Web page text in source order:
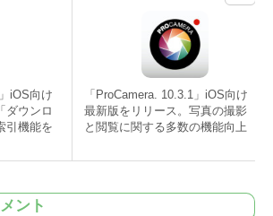
iOS向け
ダウンロ
引機能を
「ProCamera. 10.3.1」iOS向け
最新版をリリース。写真の撮影
と閲覧に関する多数の機能向上
ント